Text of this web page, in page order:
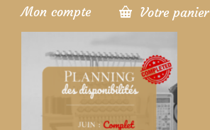
Mon compte Votre panier